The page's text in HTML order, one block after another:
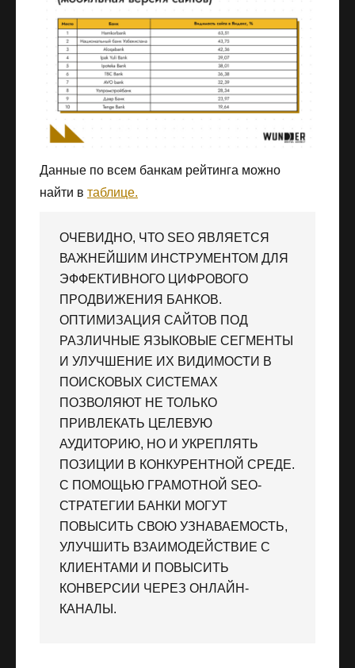
Данные по всем банкам рейтинга можно
найти в таблице.
ОЧЕВИДНО, ЧТО SEO ЯВЛЯЕТСЯ
ВАЖНЕЙШИМ ИНСТРУМЕНТОМ ДЛЯ
ЭФФЕКТИВНОГО ЦИФРОВОГО
ПРОДВИЖЕНИЯ БАНКОВ.
ОПТИМИЗАЦИЯ САЙТОВ ПОД
РАЗЛИЧНЫЕ ЯЗЫКОВЫЕ СЕГМЕНТЫ
И УЛУЧШЕНИЕ ИХ ВИДИМОСТИ В
ПОИСКОВЫХ СИСТЕМАХ
ПОЗВОЛЯЮТ НЕ ТОЛЬКО
ПРИВЛЕКАТЬ ЦЕЛЕВУЮ
АУДИТОРИЮ, НО И УКРЕПЛЯТЬ
ПОЗИЦИИ В КОНКУРЕНТНОЙ СРЕДЕ.
С ПОМОЩЬЮ ГРАМОТНОЙ SEO-
СТРАТЕГИИ БАНКИ МОГУТ
ПОВЫСИТЬ СВОЮ УЗНАВАЕМОСТЬ,
УЛУЧШИТЬ ВЗАИМОДЕЙСТВИЕ С
КЛИЕНТАМИ И ПОВЫСИТЬ
КОНВЕРСИИ ЧЕРЕЗ ОНЛАЙН-
КАНАЛЫ.